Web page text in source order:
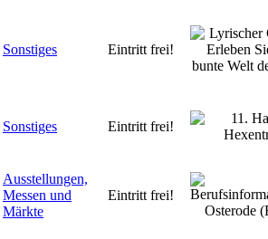
Sonstiges Eintritt frei!
Sonstiges Eintritt frei!
Ausstellungen,
Messen und
Märkte
Eintritt frei!